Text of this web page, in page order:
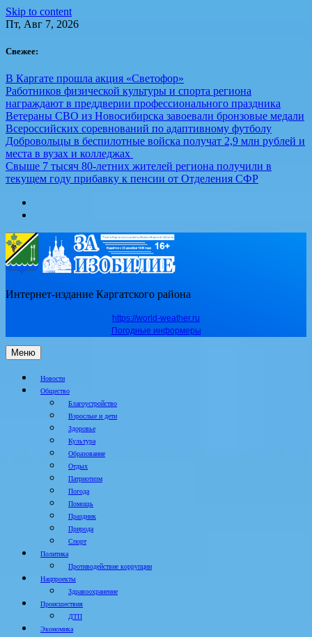
Skip to content
Пт, Авг 7, 2026
Свежее:
В Каргате прошла акция «Светофор»
Работников физической культуры и спорта региона
награждают в преддверии профессионального праздника
Ветераны СВО из Новосибирска завоевали бронзовые медали
Всероссийских соревнований по адаптивному футболу
Добровольцы в беспилотные войска получат 2,9 млн рублей и
места в вузах и колледжах
Свыше 7 тысяч 80-летних жителей региона получили в
текущем году прибавку к пенсии от Отделения СФР
Интернет-издание Каргатского района
https://world-weather.ru
Погодные информеры
Меню
Новости
Общество
Благоустройство
Взрослые и дети
Здоровье
Культура
Образование
Отдых
Патриотизм
Погода
Помощь
Праздник
Природа
Спорт
Политика
Противодействие коррупции
Нацпроекты
Здравоохранение
Происшествия
ДТП
Экономика